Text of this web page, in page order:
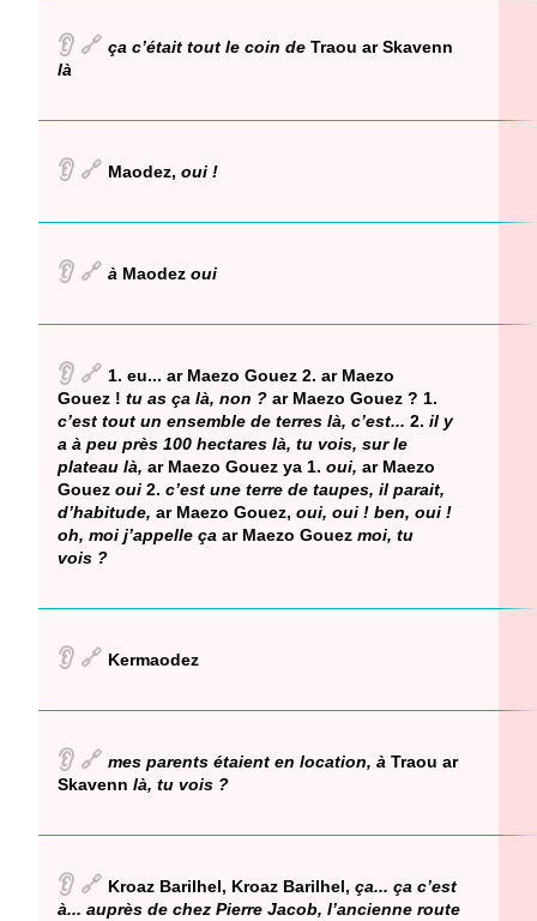
👂 🔗 ça c’était tout le coin de Traou ar Skavenn
là
👂 🔗 Maodez, oui !
👂 🔗 à Maodez oui
👂 🔗 1. eu... ar Maezo Gouez 2. ar Maezo
Gouez ! tu as ça là, non ? ar Maezo Gouez ? 1.
c’est tout un ensemble de terres là, c’est... 2. il y
a à peu près 100 hectares là, tu vois, sur le
plateau là, ar Maezo Gouez ya 1. oui, ar Maezo
Gouez oui 2. c’est une terre de taupes, il parait,
d’habitude, ar Maezo Gouez, oui, oui ! ben, oui !
oh, moi j’appelle ça ar Maezo Gouez moi, tu
vois ?
👂 🔗 Kermaodez
👂 🔗 mes parents étaient en location, à Traou ar
Skavenn là, tu vois ?
👂 🔗 Kroaz Barilhel, Kroaz Barilhel, ça... ça c’est
à... auprès de chez Pierre Jacob, l’ancienne route